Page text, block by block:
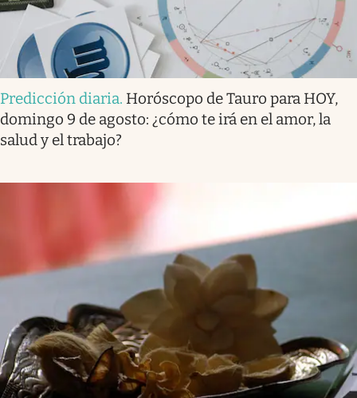
Predicción diaria. Horóscopo de Tauro para HOY,
domingo 9 de agosto: ¿cómo te irá en el amor, la
salud y el trabajo?